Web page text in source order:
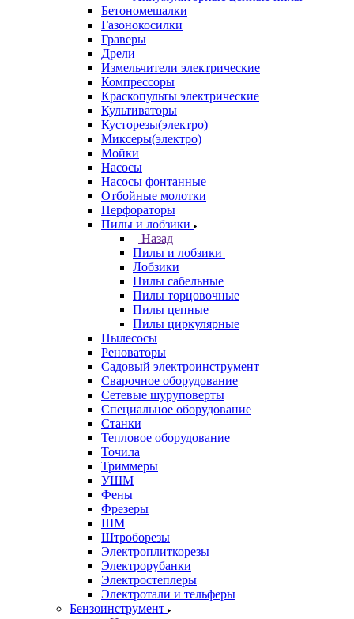
Бетономешалки
Газонокосилки
Граверы
Дрели
Измельчители электрические
Компрессоры
Краскопульты электрические
Культиваторы
Кусторезы(электро)
Миксеры(электро)
Мойки
Насосы
Насосы фонтанные
Отбойные молотки
Перфораторы
Пилы и лобзики
Назад
Пилы и лобзики
Лобзики
Пилы сабельные
Пилы торцовочные
Пилы цепные
Пилы циркулярные
Пылесосы
Реноваторы
Садовый электроинструмент
Сварочное оборудование
Сетевые шуруповерты
Специальное оборудование
Станки
Тепловое оборудование
Точила
Триммеры
УШМ
Фены
Фрезеры
ШМ
Штроборезы
Электроплиткорезы
Электрорубанки
Электростеплеры
Электротали и тельферы
Бензоинструмент